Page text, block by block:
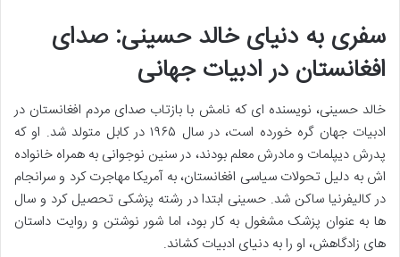
سفری به دنیای خالد حسینی: صدای
افغانستان در ادبیات جهانی
خالد حسینی، نویسنده ای که نامش با بازتاب صدای مردم افغانستان در
ادبیات جهان گره خورده است، در سال ۱۹۶۵ در کابل متولد شد. او که
پدرش دیپلمات و مادرش معلم بودند، در سنین نوجوانی به همراه خانواده
اش به دلیل تحولات سیاسی افغانستان، به آمریکا مهاجرت کرد و سرانجام
در کالیفرنیا ساکن شد. حسینی ابتدا در رشته پزشکی تحصیل کرد و سال
ها به عنوان پزشک مشغول به کار بود، اما شور نوشتن و روایت داستان
های زادگاهش، او را به دنیای ادبیات کشاند.